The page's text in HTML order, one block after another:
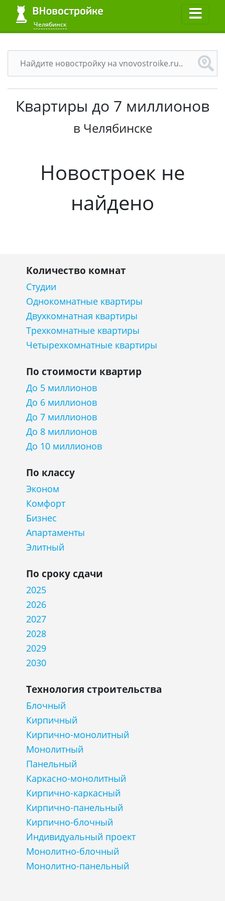
Челябинск
Квартиры до 7 миллионов
в Челябинске
Новостроек не
найдено
Количество комнат
Студии
Однокомнатные квартиры
Двухкомнатная квартиры
Трехкомнатные квартиры
Четырехкомнатные квартиры
По стоимости квартир
До 5 миллионов
До 6 миллионов
До 7 миллионов
До 8 миллионов
До 10 миллионов
По классу
Эконом
Комфорт
Бизнес
Апартаменты
Элитный
По сроку сдачи
2025
2026
2027
2028
2029
2030
Технология строительства
Блочный
Кирпичный
Кирпично-монолитный
Монолитный
Панельный
Каркасно-монолитный
Кирпично-каркасный
Кирпично-панельный
Кирпично-блочный
Индивидуальный проект
Монолитно-блочный
Монолитно-панельный